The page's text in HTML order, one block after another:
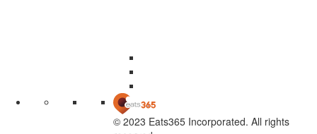
© 2023 Eats365 Incorporated. All rights